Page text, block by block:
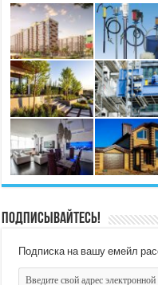
Подписывайтесь!
Подписка на вашу емейл